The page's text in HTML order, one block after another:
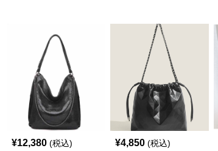
¥12,380 (税込) ¥4,850 (税込)